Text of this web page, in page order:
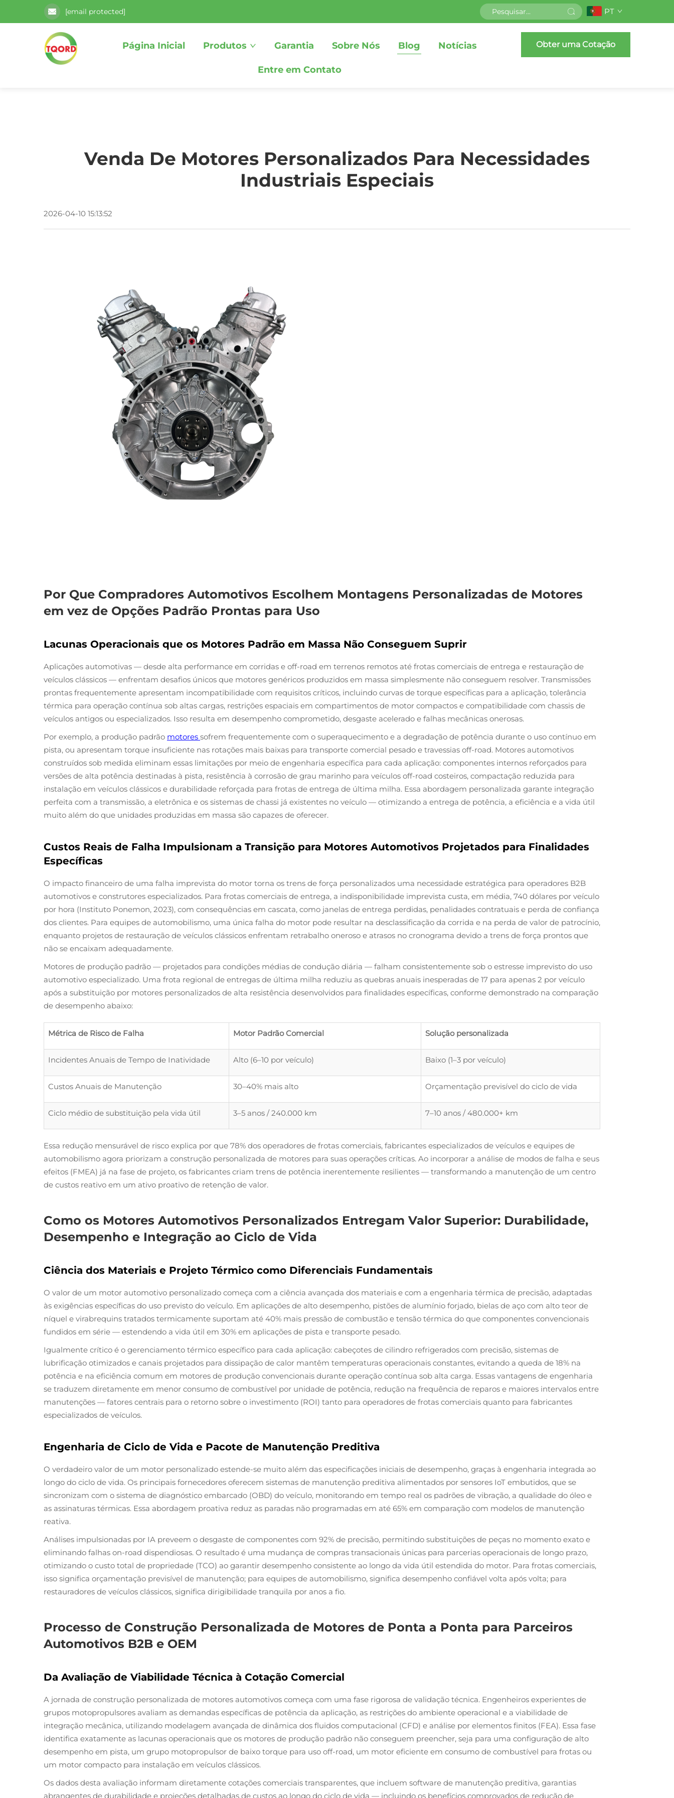
[email protected] PT
Página Inicial Produtos Garantia Sobre Nós Blog Notícias
Entre em Contato
Obter uma Cotação
Venda De Motores Personalizados Para Necessidades
Industriais Especiais
2026-04-10 15:13:52
Por Que Compradores Automotivos Escolhem Montagens Personalizadas de Motores
em vez de Opções Padrão Prontas para Uso
Lacunas Operacionais que os Motores Padrão em Massa Não Conseguem Suprir
Aplicações automotivas — desde alta performance em corridas e off-road em terrenos remotos até frotas comerciais de entrega e restauração de
veículos clássicos — enfrentam desafios únicos que motores genéricos produzidos em massa simplesmente não conseguem resolver. Transmissões
prontas frequentemente apresentam incompatibilidade com requisitos críticos, incluindo curvas de torque específicas para a aplicação, tolerância
térmica para operação contínua sob altas cargas, restrições espaciais em compartimentos de motor compactos e compatibilidade com chassis de
veículos antigos ou especializados. Isso resulta em desempenho comprometido, desgaste acelerado e falhas mecânicas onerosas.
Por exemplo, a produção padrão motores sofrem frequentemente com o superaquecimento e a degradação de potência durante o uso contínuo em
pista, ou apresentam torque insuficiente nas rotações mais baixas para transporte comercial pesado e travessias off-road. Motores automotivos
construídos sob medida eliminam essas limitações por meio de engenharia específica para cada aplicação: componentes internos reforçados para
versões de alta potência destinadas à pista, resistência à corrosão de grau marinho para veículos off-road costeiros, compactação reduzida para
instalação em veículos clássicos e durabilidade reforçada para frotas de entrega de última milha. Essa abordagem personalizada garante integração
perfeita com a transmissão, a eletrônica e os sistemas de chassi já existentes no veículo — otimizando a entrega de potência, a eficiência e a vida útil
muito além do que unidades produzidas em massa são capazes de oferecer.
Custos Reais de Falha Impulsionam a Transição para Motores Automotivos Projetados para Finalidades
Específicas
O impacto financeiro de uma falha imprevista do motor torna os trens de força personalizados uma necessidade estratégica para operadores B2B
automotivos e construtores especializados. Para frotas comerciais de entrega, a indisponibilidade imprevista custa, em média, 740 dólares por veículo
por hora (Instituto Ponemon, 2023), com consequências em cascata, como janelas de entrega perdidas, penalidades contratuais e perda de confiança
dos clientes. Para equipes de automobilismo, uma única falha do motor pode resultar na desclassificação da corrida e na perda de valor de patrocínio,
enquanto projetos de restauração de veículos clássicos enfrentam retrabalho oneroso e atrasos no cronograma devido a trens de força prontos que
não se encaixam adequadamente.
Motores de produção padrão — projetados para condições médias de condução diária — falham consistentemente sob o estresse imprevisto do uso
automotivo especializado. Uma frota regional de entregas de última milha reduziu as quebras anuais inesperadas de 17 para apenas 2 por veículo
após a substituição por motores personalizados de alta resistência desenvolvidos para finalidades específicas, conforme demonstrado na comparação
de desempenho abaixo:
Métrica de Risco de Falha Motor Padrão Comercial Solução personalizada
Incidentes Anuais de Tempo de Inatividade Alto (6–10 por veículo) Baixo (1–3 por veículo)
Custos Anuais de Manutenção 30–40% mais alto Orçamentação previsível do ciclo de vida
Ciclo médio de substituição pela vida útil 3–5 anos / 240.000 km 7–10 anos / 480.000+ km
Essa redução mensurável de risco explica por que 78% dos operadores de frotas comerciais, fabricantes especializados de veículos e equipes de
automobilismo agora priorizam a construção personalizada de motores para suas operações críticas. Ao incorporar a análise de modos de falha e seus
efeitos (FMEA) já na fase de projeto, os fabricantes criam trens de potência inerentemente resilientes — transformando a manutenção de um centro
de custos reativo em um ativo proativo de retenção de valor.
Como os Motores Automotivos Personalizados Entregam Valor Superior: Durabilidade,
Desempenho e Integração ao Ciclo de Vida
Ciência dos Materiais e Projeto Térmico como Diferenciais Fundamentais
O valor de um motor automotivo personalizado começa com a ciência avançada dos materiais e com a engenharia térmica de precisão, adaptadas
às exigências específicas do uso previsto do veículo. Em aplicações de alto desempenho, pistões de alumínio forjado, bielas de aço com alto teor de
níquel e virabrequins tratados termicamente suportam até 40% mais pressão de combustão e tensão térmica do que componentes convencionais
fundidos em série — estendendo a vida útil em 30% em aplicações de pista e transporte pesado.
Igualmente crítico é o gerenciamento térmico específico para cada aplicação: cabeçotes de cilindro refrigerados com precisão, sistemas de
lubrificação otimizados e canais projetados para dissipação de calor mantêm temperaturas operacionais constantes, evitando a queda de 18% na
potência e na eficiência comum em motores de produção convencionais durante operação contínua sob alta carga. Essas vantagens de engenharia
se traduzem diretamente em menor consumo de combustível por unidade de potência, redução na frequência de reparos e maiores intervalos entre
manutenções — fatores centrais para o retorno sobre o investimento (ROI) tanto para operadores de frotas comerciais quanto para fabricantes
especializados de veículos.
Engenharia de Ciclo de Vida e Pacote de Manutenção Preditiva
O verdadeiro valor de um motor personalizado estende-se muito além das especificações iniciais de desempenho, graças à engenharia integrada ao
longo do ciclo de vida. Os principais fornecedores oferecem sistemas de manutenção preditiva alimentados por sensores IoT embutidos, que se
sincronizam com o sistema de diagnóstico embarcado (OBD) do veículo, monitorando em tempo real os padrões de vibração, a qualidade do óleo e
as assinaturas térmicas. Essa abordagem proativa reduz as paradas não programadas em até 65% em comparação com modelos de manutenção
reativa.
Análises impulsionadas por IA preveem o desgaste de componentes com 92% de precisão, permitindo substituições de peças no momento exato e
eliminando falhas on-road dispendiosas. O resultado é uma mudança de compras transacionais únicas para parcerias operacionais de longo prazo,
otimizando o custo total de propriedade (TCO) ao garantir desempenho consistente ao longo da vida útil estendida do motor. Para frotas comerciais,
isso significa orçamentação previsível de manutenção; para equipes de automobilismo, significa desempenho confiável volta após volta; para
restauradores de veículos clássicos, significa dirigibilidade tranquila por anos a fio.
Processo de Construção Personalizada de Motores de Ponta a Ponta para Parceiros
Automotivos B2B e OEM
Da Avaliação de Viabilidade Técnica à Cotação Comercial
A jornada de construção personalizada de motores automotivos começa com uma fase rigorosa de validação técnica. Engenheiros experientes de
grupos motopropulsores avaliam as demandas específicas de potência da aplicação, as restrições do ambiente operacional e a viabilidade de
integração mecânica, utilizando modelagem avançada de dinâmica dos fluidos computacional (CFD) e análise por elementos finitos (FEA). Essa fase
identifica exatamente as lacunas operacionais que os motores de produção padrão não conseguem preencher, seja para uma configuração de alto
desempenho em pista, um grupo motopropulsor de baixo torque para uso off-road, um motor eficiente em consumo de combustível para frotas ou
um motor compacto para instalação em veículos clássicos.
Os dados desta avaliação informam diretamente cotações comerciais transparentes, que incluem software de manutenção preditiva, garantias
abrangentes de durabilidade e projeções detalhadas de custos ao longo do ciclo de vida — incluindo os benefícios comprovados de redução de